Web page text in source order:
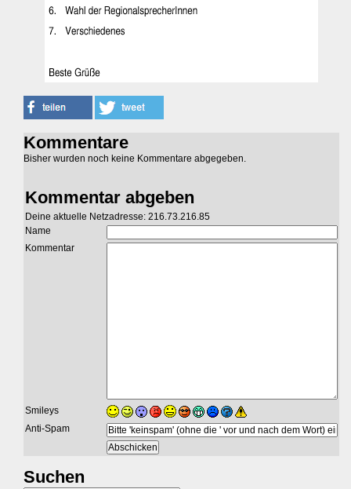
Kommentare
Bisher wurden noch keine Kommentare abgegeben.
Kommentar abgeben
Deine aktuelle Netzadresse: 216.73.216.85
Name
Kommentar
Smileys
Anti-Spam
Suchen